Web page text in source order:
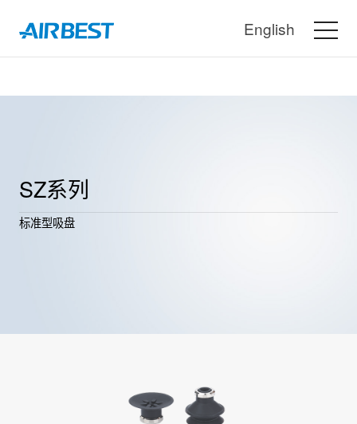
English
SZ系列
标准型吸盘